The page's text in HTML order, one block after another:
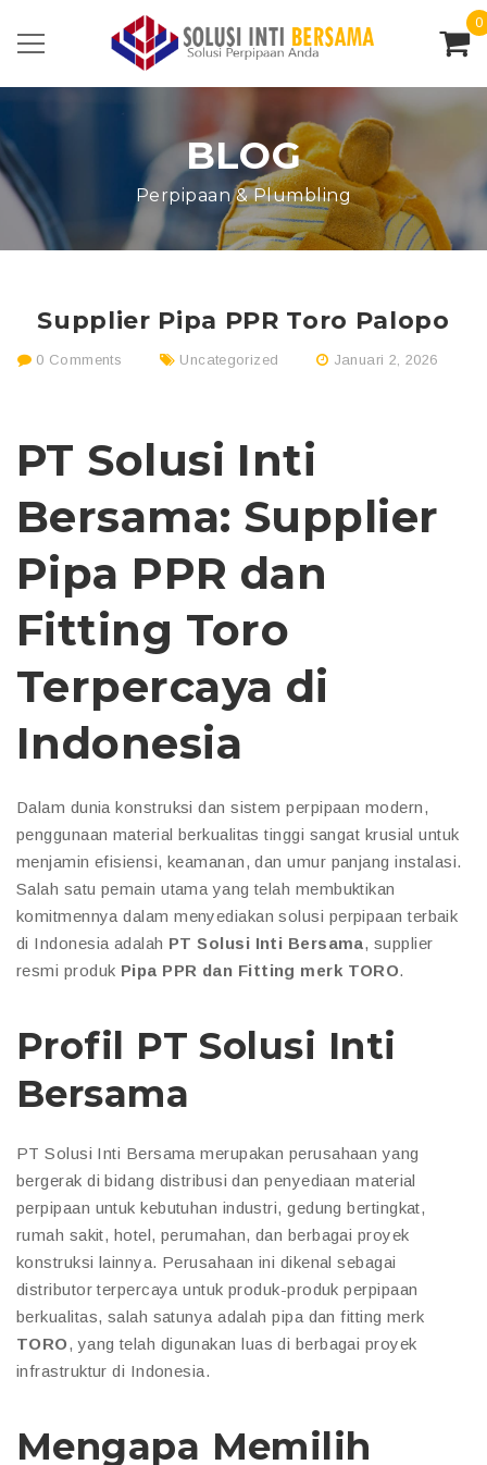
0
BLOG
Perpipaan & Plumbling
Supplier Pipa PPR Toro Palopo
0 Comments Uncategorized Januari 2, 2026
PT Solusi Inti
Bersama: Supplier
Pipa PPR dan
Fitting Toro
Terpercaya di
Indonesia
Dalam dunia konstruksi dan sistem perpipaan modern,
penggunaan material berkualitas tinggi sangat krusial untuk
menjamin efisiensi, keamanan, dan umur panjang instalasi.
Salah satu pemain utama yang telah membuktikan
komitmennya dalam menyediakan solusi perpipaan terbaik
di Indonesia adalah PT Solusi Inti Bersama, supplier
resmi produk Pipa PPR dan Fitting merk TORO.
Profil PT Solusi Inti
Bersama
PT Solusi Inti Bersama merupakan perusahaan yang
bergerak di bidang distribusi dan penyediaan material
perpipaan untuk kebutuhan industri, gedung bertingkat,
rumah sakit, hotel, perumahan, dan berbagai proyek
konstruksi lainnya. Perusahaan ini dikenal sebagai
distributor terpercaya untuk produk-produk perpipaan
berkualitas, salah satunya adalah pipa dan fitting merk
TORO, yang telah digunakan luas di berbagai proyek
infrastruktur di Indonesia.
Mengapa Memilih